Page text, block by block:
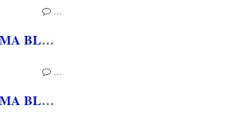
…
[REVUE CINEMA BLU-RAY 4K] KINGDOM OF HEAVEN DIRECTOR'S CUT
…
[REVUE CINEMA BLU-RAY] LES NOCES FUNÈBRES de Tim BURTON